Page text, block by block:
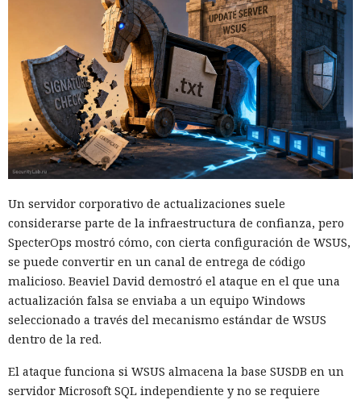
Un servidor corporativo de actualizaciones suele
considerarse parte de la infraestructura de confianza, pero
SpecterOps mostró cómo, con cierta configuración de WSUS,
se puede convertir en un canal de entrega de código
malicioso. Beaviel David demostró el ataque en el que una
actualización falsa se enviaba a un equipo Windows
seleccionado a través del mecanismo estándar de WSUS
dentro de la red.
El ataque funciona si WSUS almacena la base SUSDB en un
servidor Microsoft SQL independiente y no se requiere